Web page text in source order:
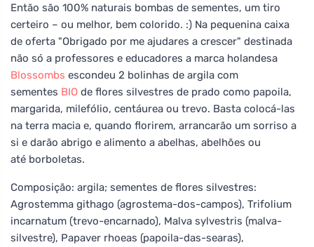
Então são 100% naturais bombas de sementes, um tiro
certeiro – ou melhor, bem colorido. :) Na pequenina caixa
de oferta "Obrigado por me ajudares a crescer" destinada
não só a professores e educadores a marca holandesa
Blossombs escondeu 2 bolinhas de argila com
sementes BIO de flores silvestres de prado como papoila,
margarida, milefólio, centáurea ou trevo. Basta colocá-las
na terra macia e, quando florirem, arrancarão um sorriso a
si e darão abrigo e alimento a abelhas, abelhões ou
até borboletas.
Composição: argila; sementes de flores silvestres:
Agrostemma githago (agrostema-dos-campos), Trifolium
incarnatum (trevo-encarnado), Malva sylvestris (malva-
silvestre), Papaver rhoeas (papoila-das-searas),